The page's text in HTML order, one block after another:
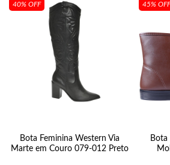
40% OFF
Bota Feminina Western Via
Marte em Couro 079-012 Preto
45% OFF
Bota